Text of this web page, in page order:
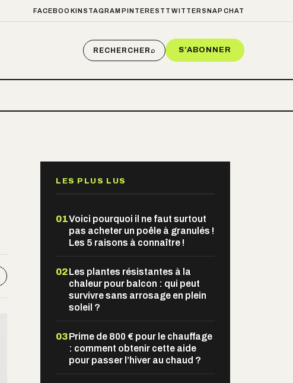
FACEBOOKINSTAGRAM PINTEREST TWITTER SNAPCHAT
RECHERCHER⌕ S’ABONNER
LES PLUS LUS
01Voici pourquoi il ne faut surtout
pas acheter un poêle à granulés !
Les 5 raisons à connaître !
02Les plantes résistantes à la
chaleur pour balcon : qui peut
survivre sans arrosage en plein
soleil ?
03Prime de 800 € pour le chauffage
: comment obtenir cette aide
pour passer l’hiver au chaud ?